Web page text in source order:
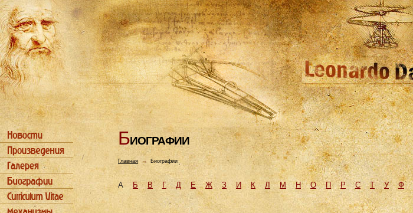
БИОГРАФИИ
Главная→ Биографии
АБ В Г Д Е Ж З И К Л М H О П Р С Т У Ф